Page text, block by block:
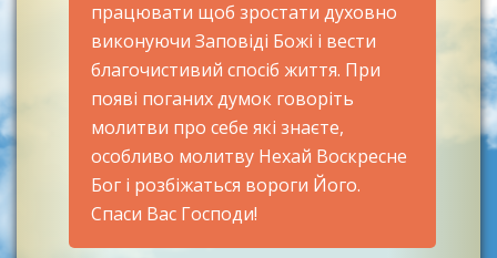
працювати щоб зростати духовно
виконуючи Заповіді Божі і вести
благочистивий спосіб життя. При
появі поганих думок говоріть
молитви про себе які знаєте,
особливо молитву Нехай Воскресне
Бог і розбіжаться вороги Його.
Спаси Вас Господи!